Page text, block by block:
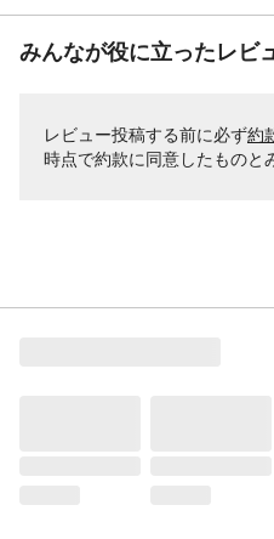
みんなが役に立ったレビ
レビュー投稿する前に必ず約
時点で約款に同意したものと